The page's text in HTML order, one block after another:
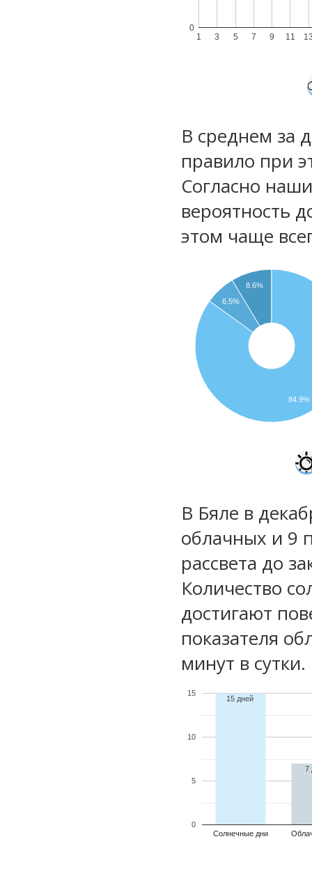
1 3 5 7 9 11
0
В среднем за
правило при
Согласно
вероятность
этом чаще
8.6%
6.5%
84.9%
В Бяле в
облачных и 9
рассвета до
Количество
достигают
показателя
минут в сутки.
Солнечные дни
0
5
10
15
15 дней
7